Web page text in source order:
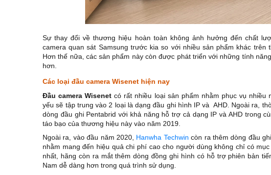
Sự thay đổi về thương hiệu hoàn toàn không ảnh hưởng đến chất
camera quan sát Samsung trước kia so với nhiều sản phẩm khác trên
Hơn thế nữa, các sản phẩm này còn được phát triển với những tính
hơn.
Các loại đầu camera Wisenet hiện nay
Đầu camera Wisenet có rất nhiều loại sản phẩm nhằm phục vụ
yếu sẽ tập trung vào 2 loại là dạng đầu ghi hình IP và AHD. Ngoài ra,
dòng đầu ghi Pentabrid với khả năng hỗ trợ cả dạng IP và AHD trong
táo bạo của thương hiệu này vào năm 2019.
Ngoài ra, vào đầu năm 2020, Hanwha Techwin còn ra thêm dòng đầu
nhằm mang đến hiệu quả chi phí cao cho người dùng không chỉ có
nhất, hãng còn ra mắt thêm dòng đồng ghi hình có hỗ trợ phiên bản
Nam dễ dàng hơn trong quá trình sử dụng.